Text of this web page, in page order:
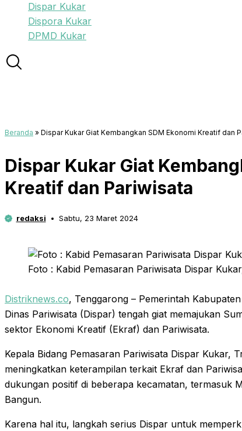
Dispar Kukar
Dispora Kukar
DPMD Kukar
Beranda » Dispar Kukar Giat Kembangkan SDM Ekonomi Kreatif dan
Dispar Kukar Giat
Kreatif dan Pariwisata
redaksi Sabtu, 23 Maret 2024
Foto : Kabid Pemasaran Pariwisata Dispar
Distriknews.co, Tenggarong – Pemerintah
Dinas Pariwisata (Dispar) tengah giat memajukan
sektor Ekonomi Kreatif (Ekraf) dan Pariwisata.
Kepala Bidang Pemasaran Pariwisata Dispar Kukar,
meningkatkan keterampilan terkait Ekraf dan
dukungan positif di beberapa kecamatan, termasuk
Bangun.
Karena hal itu, langkah serius Dispar untuk